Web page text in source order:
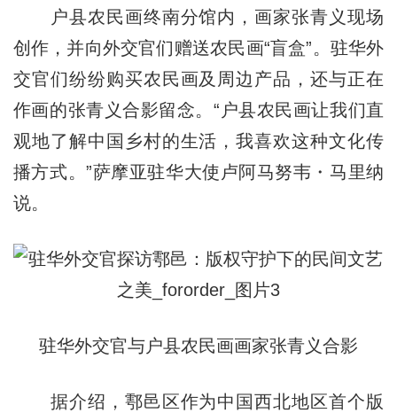
户县农民画终南分馆内，画家张青义现场
创作，并向外交官们赠送农民画“盲盒”。驻华外
交官们纷纷购买农民画及周边产品，还与正在
作画的张青义合影留念。“户县农民画让我们直
观地了解中国乡村的生活，我喜欢这种文化传
播方式。”萨摩亚驻华大使卢阿马努韦・马里纳
说。
驻华外交官与户县农民画画家张青义合影
据介绍，鄠邑区作为中国西北地区首个版